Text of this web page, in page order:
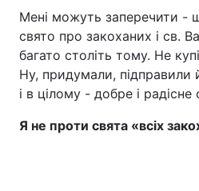
Тема оформлення
Мені можуть заперечити -
свято про закоханих і св.
багато століть тому. Не
Ну, придумали, підправили
і в цілому - добре і радісне
Я не проти свята «всіх